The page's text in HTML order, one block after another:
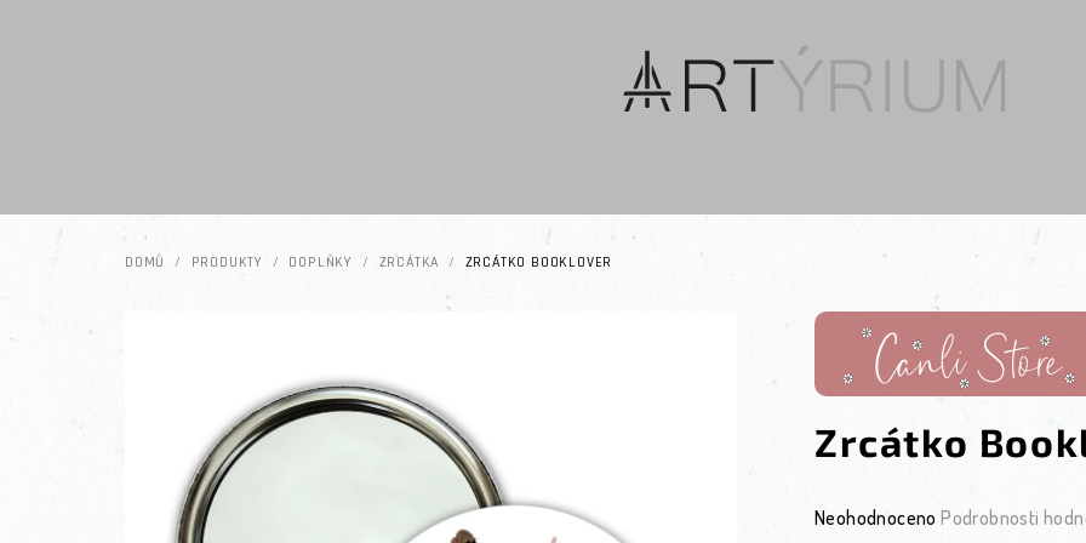
DOMŮ / PRODUKTY / DOPLŇKY / ZRCÁTKA / ZRCÁTKO BOOKLOVER
Zrcátko
Průměrné hodnocení produktu je
Neohodnoceno Podrobnosti